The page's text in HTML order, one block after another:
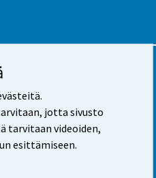
jotta sivusto
tarvitaan videoiden,
esittämiseen.